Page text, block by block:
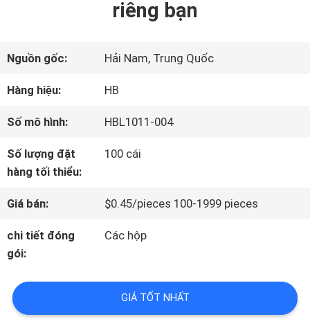
VỀ
CHÚNG
TÔI
THAM
QUAN
NHÀ
MÁY
KIỂM
riêng bạn
Nguồn gốc: Hải Nam, Trung Quốc
Hàng hiệu: HB
Số mô hình: HBL1011-004
Số lượng đặt
hàng tối thiểu:
100 cái
Giá bán: $0.45/pieces 100-1999 pieces
chi tiết đóng
gói:
Các hộp
GIÁ TỐT NHẤT